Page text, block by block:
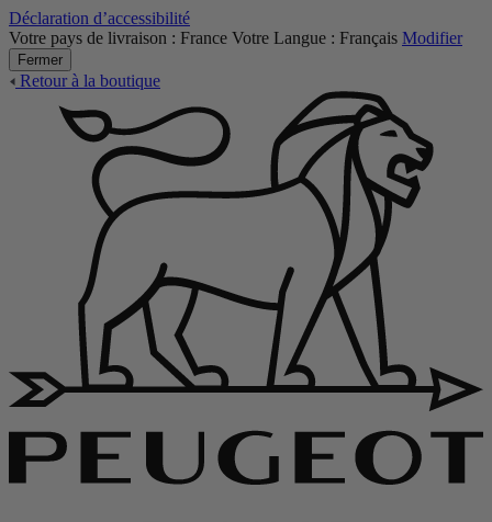
Déclaration d’accessibilité
Votre pays de livraison : France Votre Langue : Français Modifier
Fermer
Retour à la boutique